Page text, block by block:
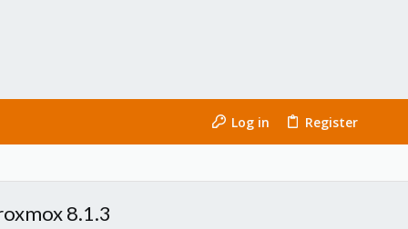
Log in Register
8.1.3